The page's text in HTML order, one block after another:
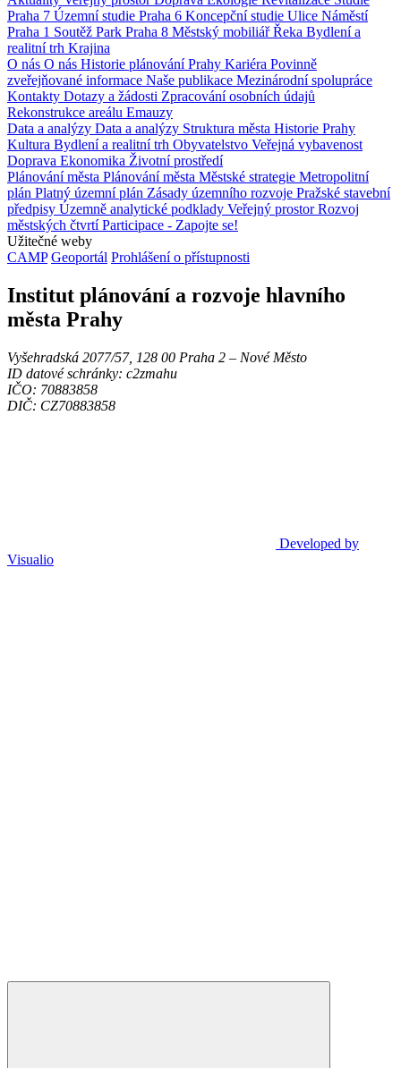
Praha 7 Územní studie Praha 6 Koncepční studie Ulice Náměstí
Praha 1 Soutěž Park Praha 8 Městský mobiliářŘeka Bydlení a
realitní trh Krajina
O nás O nás Historie plánování Prahy Kariéra Povinně
zveřejňované informace Naše publikace Mezinárodní spolupráce
Kontakty Dotazy a žádosti Zpracování osobních údajů
Rekonstrukce areálu Emauzy
Data a analýzy Data a analýzy Struktura města Historie Prahy
Kultura Bydlení a realitní trh Obyvatelstvo Veřejná vybavenost
Doprava Ekonomika Životní prostředí
Plánování města Plánování města Městské strategie Metropolitní
plán Platný územní plán Zásady územního rozvoje Pražské stavební
předpisy Územně analytické podklady Veřejný prostorRozvoj
městských čtvrtíParticipace - Zapojte se!
Užitečné weby
CAMP Geoportál Prohlášení o přístupnosti
Institut plánování a rozvoje hlavního
města Prahy
Vyšehradská 2077/57, 128 00 Praha 2 ‒ Nové Město
ID datové schránky: c2zmahu
IČO: 70883858
DIČ: CZ70883858
Developed by
Visualio